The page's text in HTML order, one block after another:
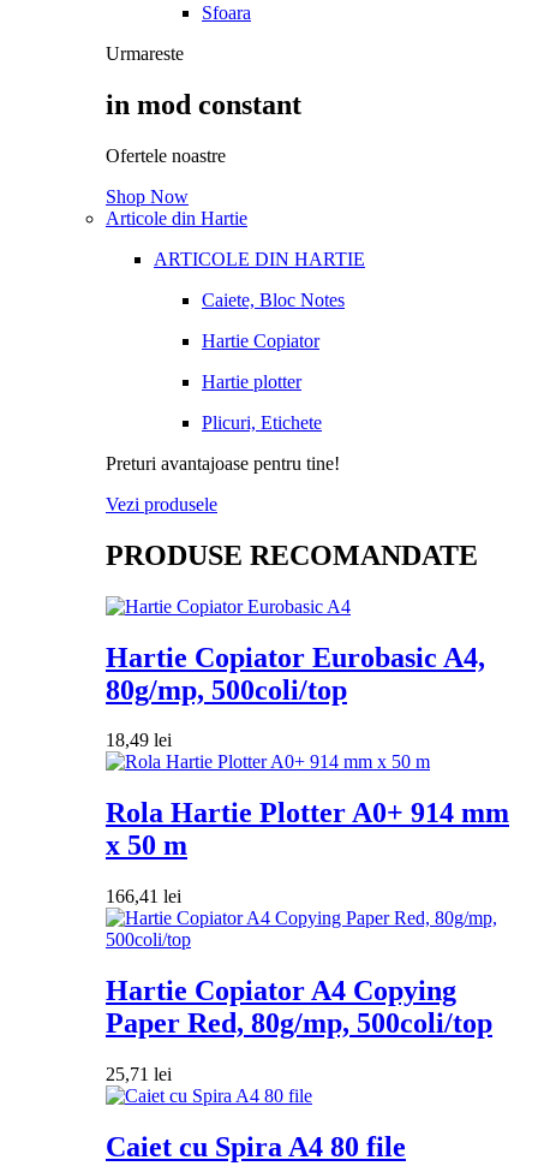
Sfoara
Urmareste
in mod constant
Ofertele noastre
Shop Now
Articole din Hartie
ARTICOLE DIN HARTIE
Caiete, Bloc Notes
Hartie Copiator
Hartie plotter
Plicuri, Etichete
Preturi avantajoase pentru tine!
Vezi produsele
PRODUSE RECOMANDATE
Hartie Copiator Eurobasic A4,
80g/mp, 500coli/top
18,49 lei
Rola Hartie Plotter A0+ 914 mm
x 50 m
166,41 lei
Hartie Copiator A4 Copying
Paper Red, 80g/mp, 500coli/top
25,71 lei
Caiet cu Spira A4 80 file